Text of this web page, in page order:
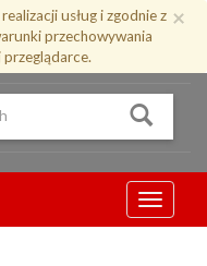
×
usług i zgodnie z
przechowywania
Menu